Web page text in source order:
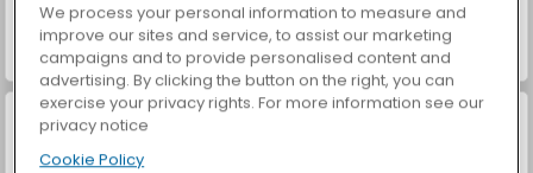
ASMR Makeover & Makeup Studio World War 2 Shooter
We process your personal information to measure and
improve our sites and service, to assist our marketing
campaigns and to provide personalised content and
advertising. By clicking the button on the right, you can
exercise your privacy rights. For more information see our
privacy notice
Cookie Policy